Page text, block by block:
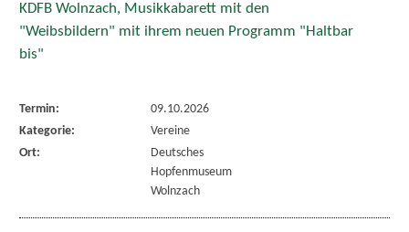
KDFB Wolnzach, Musikkabarett mit den
"Weibsbildern" mit ihrem neuen Programm "Haltbar
bis"
Termin:
09.10.2026
Kategorie:
Vereine
Ort:
Deutsches
Hopfenmuseum
Wolnzach